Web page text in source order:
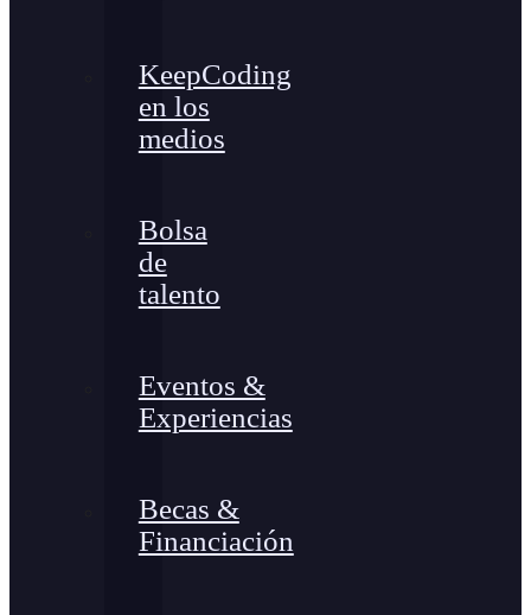
KeepCoding
en los
medios
Bolsa
de
talento
Eventos &
Experiencias
Becas &
Financiación